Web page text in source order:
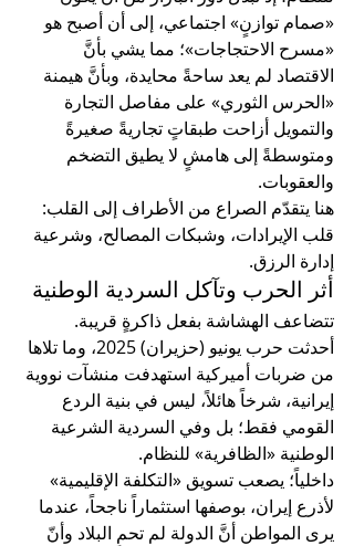
«صمام توازنٍ» اجتماعي، إلى أن أصبح هو
«مسرح الاحتجاجات»؛ مما يشي بأنَّ
الاقتصاد لم يعد ساحةً محايدة، وبأنَّ هيمنة
«الحرس الثوري» على مفاصل التجارة
والتمويل أزاحت طبقاتٍ تجاريةً صغيرةً
ومتوسطةً إلى هامشٍ لا يطيق التضخم
والعقوبات.
هنا يتقدّم الصراع من الأطراف إلى القلب:
قلب الإيرادات، وشبكات المصالح، وشرعية
إدارة الرزق.
أثر الحرب وتآكل السردية الوطنية
تتضاعف الهشاشة بفعل ذاكرةٍ قريبة.
أحدثت حرب يونيو (حزيران) 2025، وما تلاها
من ضربات أميركية استهدفت منشآت نووية
إيرانية، شرخاً هائلاً، ليس في بنية الردع
القومي فقط؛ بل وفي السردية الشرعية
الوطنية «الظافرية» للنظام.
داخلياً؛ يصعب تسويق «التكلفة الإقليمية»
لأذرع إيران، بوصفها استثماراً ناجحاً، عندما
يرى المواطن أنَّ الدولة لم تحمِ البلاد وأنّ